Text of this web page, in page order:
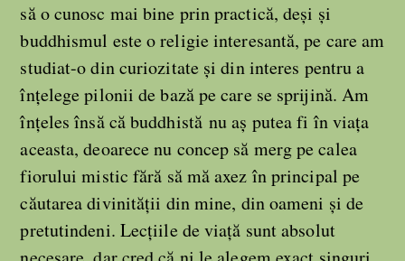
să o cunosc mai bine prin practică, deși și
buddhismul este o religie interesantă, pe care am
studiat-o din curiozitate și din interes pentru a
înțelege pilonii de bază pe care se sprijină. Am
înțeles însă că buddhistă nu aș putea fi în viața
aceasta, deoarece nu concep să merg pe calea
fiorului mistic fără să mă axez în principal pe
căutarea divinității din mine, din oameni și de
pretutindeni. Lecțiile de viață sunt absolut